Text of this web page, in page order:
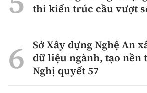
thi kiến trúc cầu vượt
Sở Xây dựng Nghệ An
dữ liệu ngành, tạo nền
Nghị quyết 57